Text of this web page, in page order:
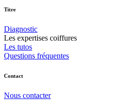
Titre
Diagnostic
Les expertises coiffures
Les tutos
Questions fréquentes
Contact
Nous contacter